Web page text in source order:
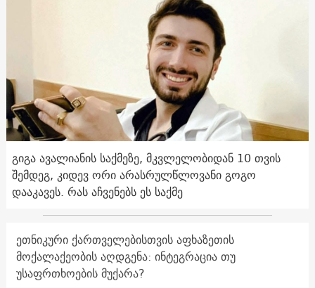
გიგა ავალიანის საქმეზე, მკვლელობიდან 10 თვის
შემდეგ, კიდევ ორი არასრულწლოვანი გოგო
დააკავეს. რას აჩვენებს ეს საქმე
ეთნიკური ქართველებისთვის აფხაზეთის
მოქალაქეობის აღდგენა: ინტეგრაცია თუ
უსაფრთხოების მუქარა?